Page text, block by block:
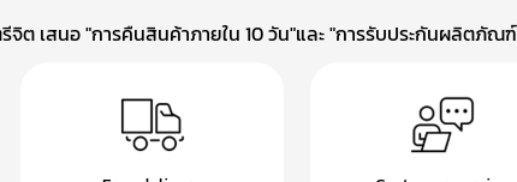
จิต เสนอ "การคืนสินค้าภายใน 10 วัน"และ "การรับประกันผลิตภั